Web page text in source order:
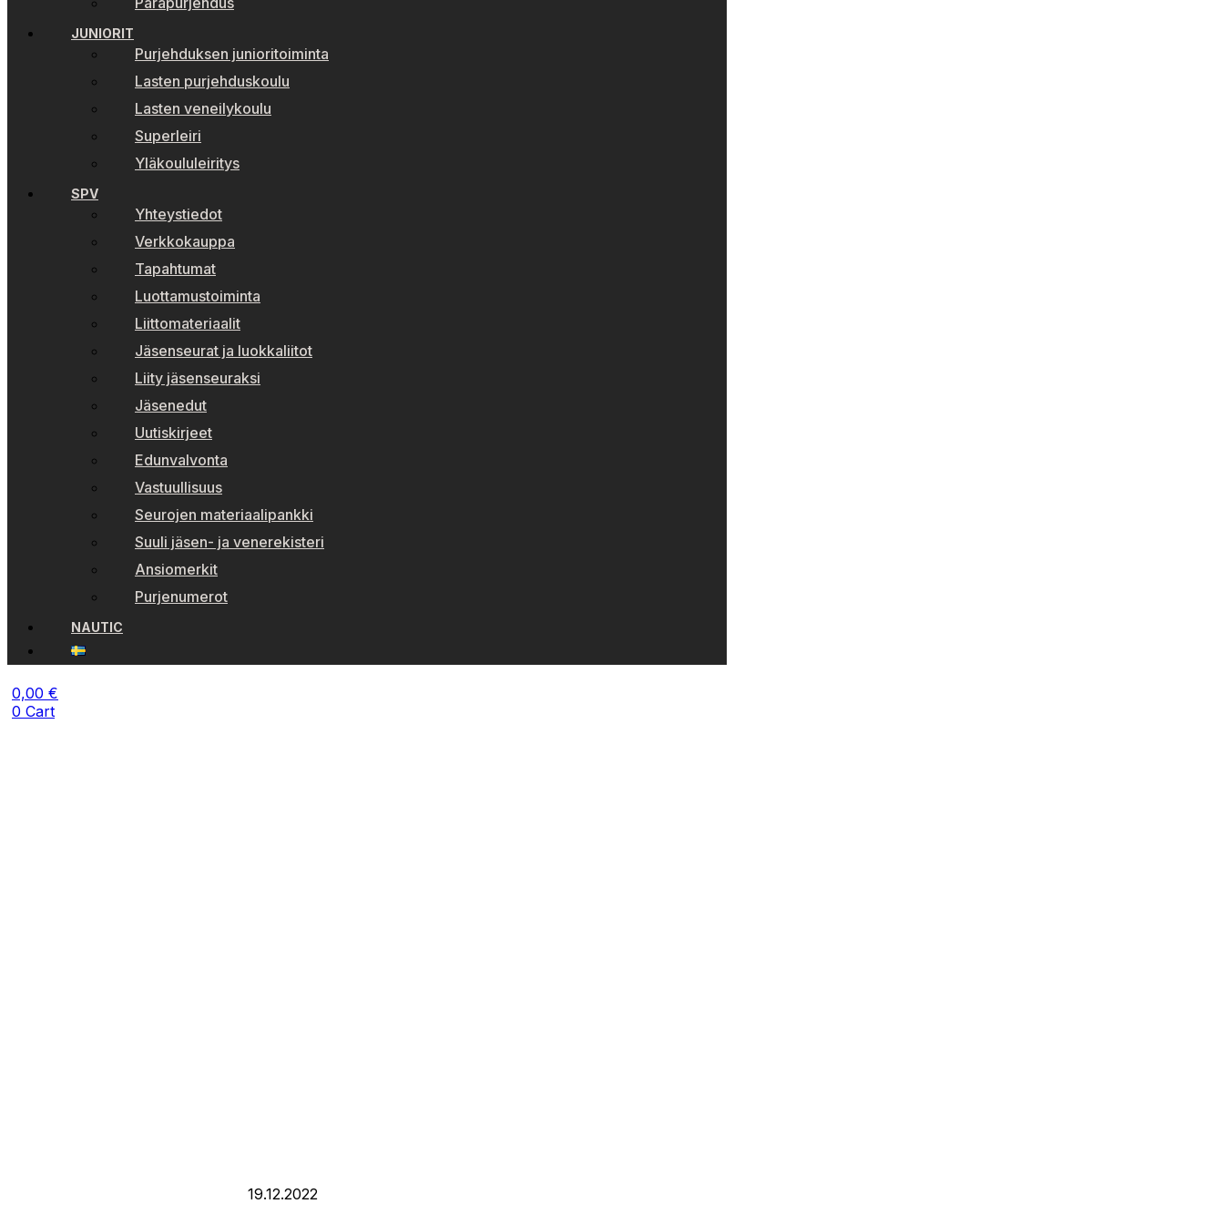
JUNIORIT
Purjehduksen junioritoiminta
Lasten purjehduskoulu
Lasten veneilykoulu
Superleiri
Yläkoululeiritys
SPV
Yhteystiedot
Verkkokauppa
Tapahtumat
Luottamustoiminta
Liittomateriaalit
Jäsenseurat ja luokkaliitot
Liity jäsenseuraksi
Jäsenedut
Uutiskirjeet
Edunvalvonta
Vastuullisuus
Seurojen materiaalipankki
Suuli jäsen- ja venerekisteri
Ansiomerkit
Purjenumerot
NAUTIC
0,00 €
0 Cart
19.12.2022